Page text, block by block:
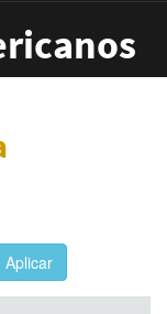
Aplicar